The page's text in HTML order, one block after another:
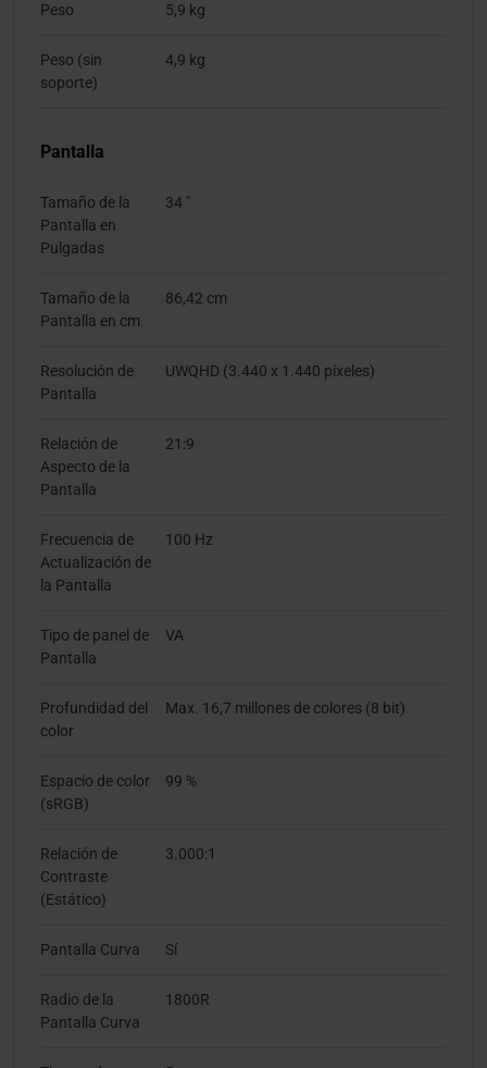
Peso 5,9 kg
Peso (sin
soporte)
4,9 kg
Pantalla
Tamaño de la
Pantalla en
Pulgadas
34 "
Tamaño de la
Pantalla en cm
86,42 cm
Resolución de
Pantalla
UWQHD (3.440 x 1.440 píxeles)
Relación de
Aspecto de la
Pantalla
21:9
Frecuencia de
Actualización de
la Pantalla
100 Hz
Tipo de panel de
Pantalla
VA
Profundidad del
color
Max. 16,7 millones de colores (8 bit)
Espacio de color
(sRGB)
99 %
Relación de
Contraste
(Estático)
3.000:1
Pantalla Curva Sí
Radio de la
Pantalla Curva
1800R